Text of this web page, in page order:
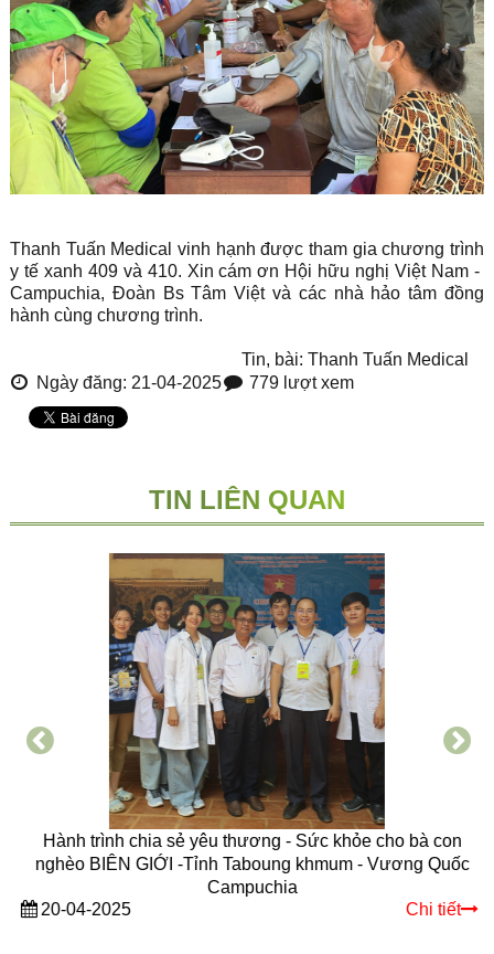
Thanh Tuấn Medical vinh hạnh được tham gia chương trình
y tế xanh 409 và 410. Xin cám ơn Hội hữu nghị Việt Nam -
Campuchia, Đoàn Bs Tâm Việt và các nhà hảo tâm đồng
hành cùng chương trình.
Tin, bài: Thanh Tuấn Medical
Ngày đăng: 21-04-2025
779 lượt xem
TIN LIÊN QUAN
Hành trình chia sẻ yêu thương - Sức khỏe cho bà con
nghèo BIÊN GIỚI -Tỉnh Taboung khmum - Vương Quốc
Campuchia
20-04-2025
Chi tiết